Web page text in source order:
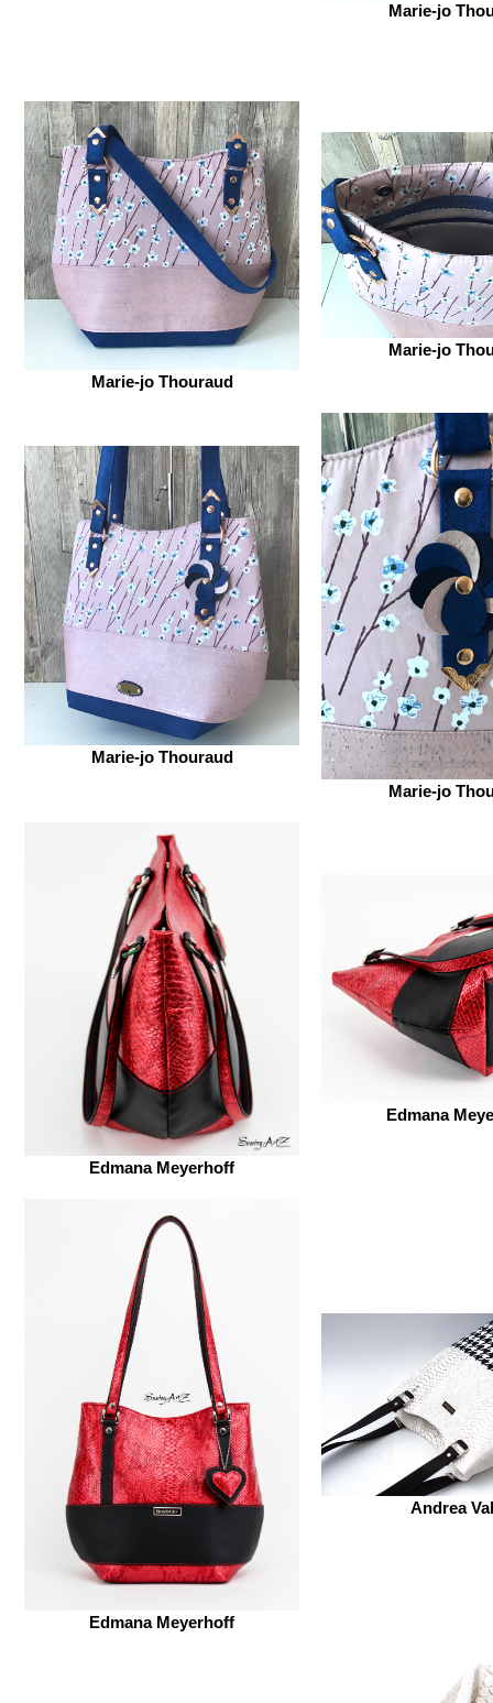
Marie-jo
Marie-jo Thouraud
Marie-jo
Marie-jo Thouraud
Marie-jo
Edmana Meyerhoff
Edmana
Edmana Meyerhoff
Andrea